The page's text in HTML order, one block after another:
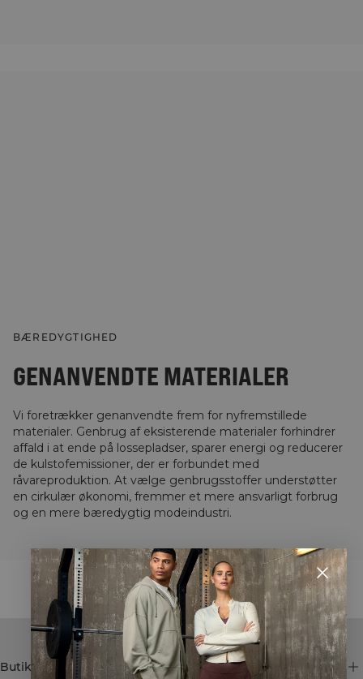
BÆREDYGTIGHED
GENANVENDTE MATERIALER
Vi foretrækker genanvendte frem for nyfremstillede
materialer. Genbrug af eksisterende materialer forhindrer
affald i at ende på lossepladser, sparer energi og reducerer
de kulstofemissioner, der er forbundet med
råvareproduktion. At vælge genbrugsstoffer understøtter
en cirkulær økonomi, fremmer et mere ansvarligt forbrug
og en mere bæredygtig modeindustri.
STYLE WITH
Butik